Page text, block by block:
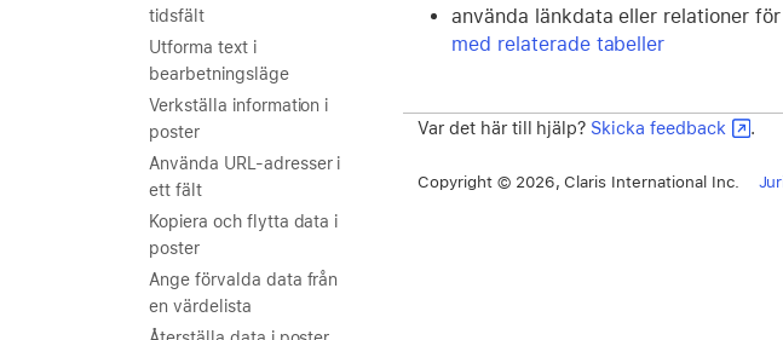
tidsfält
Utforma text i
bearbetningsläge
Verkställa information i
poster
Använda URL-adresser i
ett fält
Kopiera och flytta data i
poster
Ange förvalda data från
en värdelista
använda länkdata eller relationer
med relaterade tabeller
Var det här till hjälp? Skicka feedback .
Copyright © 2026, Claris International Inc.